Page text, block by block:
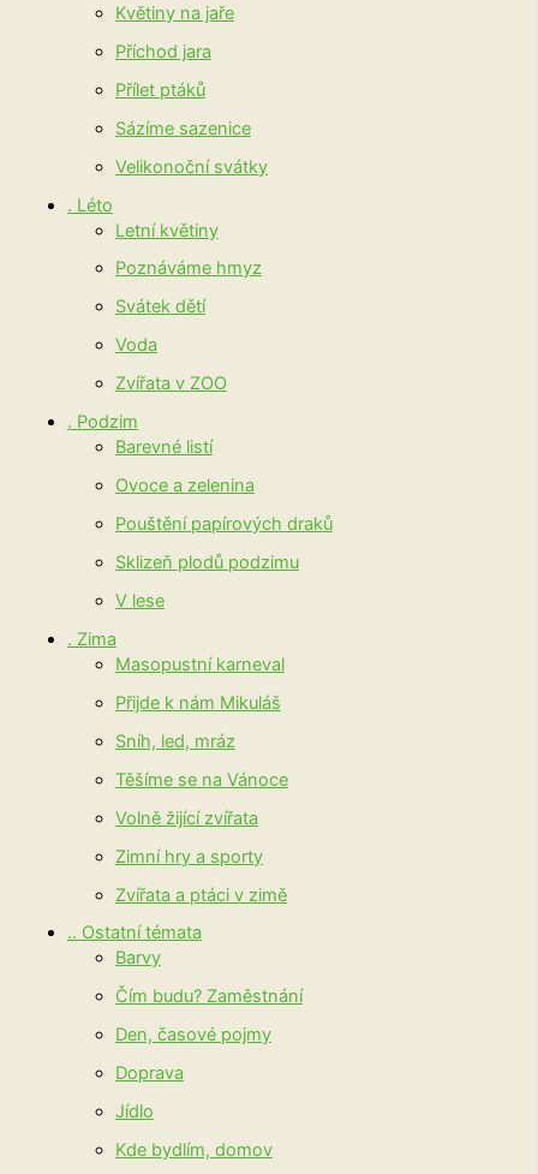
Květiny na jaře
Příchod jara
Přílet ptáků
Sázíme sazenice
Velikonoční svátky
. Léto
Letní květiny
Poznáváme hmyz
Svátek dětí
Voda
Zvířata v ZOO
. Podzim
Barevné listí
Ovoce a zelenina
Pouštění papírových draků
Sklizeň plodů podzimu
V lese
. Zima
Masopustní karneval
Přijde k nám Mikuláš
Sníh, led, mráz
Těšíme se na Vánoce
Volně žijící zvířata
Zimní hry a sporty
Zvířata a ptáci v zimě
.. Ostatní témata
Barvy
Čím budu? Zaměstnání
Den, časové pojmy
Doprava
Jídlo
Kde bydlím, domov